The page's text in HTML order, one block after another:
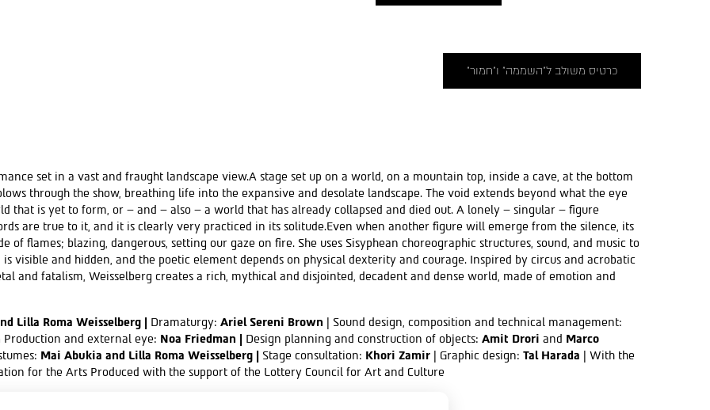
כרטיס משולב ל"השממה" ו"חמור"
set in a vast and fraught landscape view.A stage set up on a world, on a mountain top, inside a cave, at the bottom
through the show, breathing life into the expansive and desolate landscape. The void extends beyond what the eye
that is yet to form, or – and – also – a world that has already collapsed and died out. A lonely – singular – figure
are true to it, and it is clearly very practiced in its solitude.Even when another figure will emerge from the silence, its
of flames; blazing, dangerous, setting our gaze on fire. She uses Sisyphean choreographic structures, sound, and music to
visible and hidden, and the poetic element depends on physical dexterity and courage. Inspired by circus and acrobatic
and fatalism, Weisselberg creates a rich, mythical and disjointed, decadent and dense world, made of emotion and
Lilla Roma Weisselberg | Dramaturgy: Ariel Sereni Brown | Sound design, composition and technical management:
Production and external eye: Noa Friedman | Design planning and construction of objects: Amit Drori and Marco
Mai Abukia and Lilla Roma Weisselberg | Stage consultation: Khori Zamir | Graphic design: Tal Harada | With the
for the Arts Produced with the support of the Lottery Council for Art and Culture